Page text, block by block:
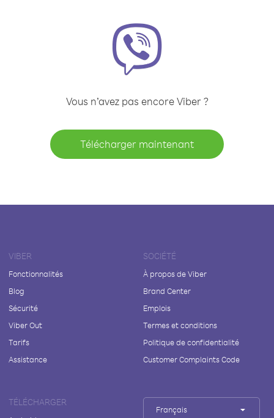
Vous n’avez pas encore Viber ?
Télécharger maintenant
VIBER
Fonctionnalités
Blog
Sécurité
Viber Out
Tarifs
Assistance
SOCIÉTÉ
À propos de Viber
Brand Center
Emplois
Termes et conditions
Politique de confidentialité
Customer Complaints Code
TÉLÉCHARGER
Français